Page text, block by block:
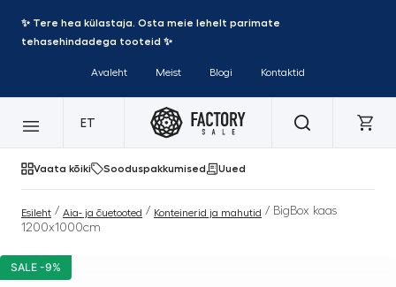
✨ Tere hea külastaja. Osta meie lehelt parimate
tehasehindadega tooteid ✨
Avaleht Meist Blogi Kontaktid
ET
Vaata kõiki Sooduspakkumised Uued
Esileht / Aia- ja õuetooted / Konteinerid ja mahutid / BigBox kaas
1200x1000cm
SALE -9%